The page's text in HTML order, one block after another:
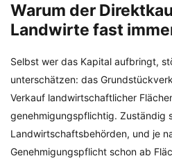
Warum der
Landwirte fast
Selbst wer das Kapital aufbringt,
unterschätzen: das
Verkauf landwirtschaftlicher
genehmigungspflichtig. Zuständig
Landwirtschaftsbehörden, und je
Genehmigungspflicht schon ab